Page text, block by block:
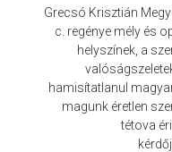
Grecsó Krisztián
c. regénye mély és
helyszínek, a
hamisítatlanul
magunk éretlen
tétova